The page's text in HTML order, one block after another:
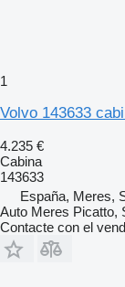
1
Volvo 143633
4.235 €
Cabina
143633
España, Meres,
Auto Meres Picatto,
Contacte con el